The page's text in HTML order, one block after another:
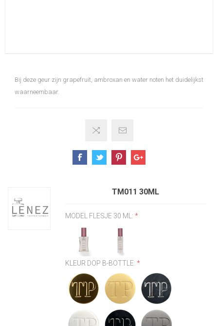
Bij deze geur zijn grapefruit, ambroxan en water noten het duidelijkst
waarneembaar.
TM011 30ML
MODEL FLESJE 30 ML:*
KLEUR DOP B-BOTTLE:*